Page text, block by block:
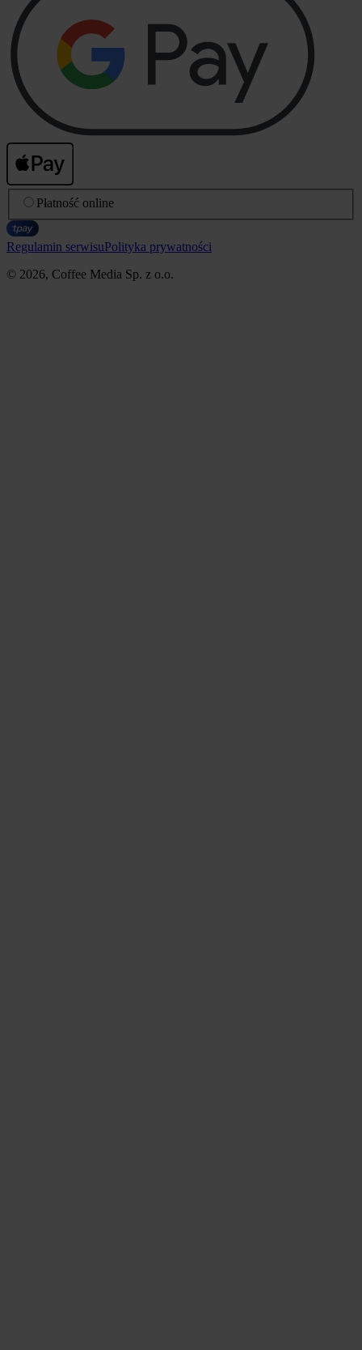
Płatność online
Regulamin serwisuPolityka prywatności
© 2026, Coffee Media Sp. z o.o.